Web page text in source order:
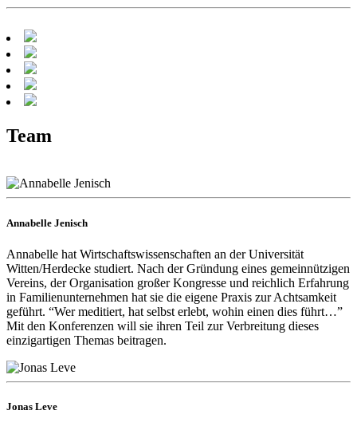
Team
Annabelle Jenisch
Annabelle hat Wirtschaftswissenschaften an der Universität
Witten/Herdecke studiert. Nach der Gründung eines gemeinnützigen
Vereins, der Organisation großer Kongresse und reichlich Erfahrung
in Familienunternehmen hat sie die eigene Praxis zur Achtsamkeit
geführt. “Wer meditiert, hat selbst erlebt, wohin einen dies führt…”
Mit den Konferenzen will sie ihren Teil zur Verbreitung dieses
einzigartigen Themas beitragen.
Jonas Leve